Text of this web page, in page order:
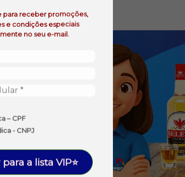
para receber promoções,
e condições especiais
no seu e-mail.
– CPF
- CNPJ
a lista VIP⭐